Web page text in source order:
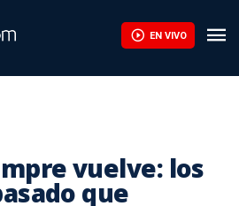
EN VIVO
vuelve: los
que